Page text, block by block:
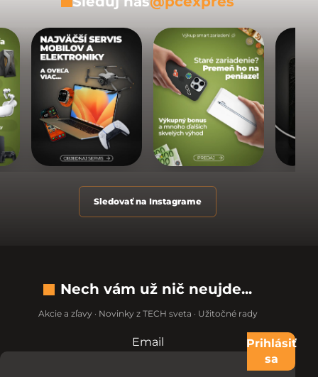
Sledovať na Instagrame
Nech vám už nič neujde...
Akcie a zľavy · Novinky z TECH sveta · Užitočné rady
Nevypĺňajte toto pole:
Email
Prihlásiť
sa